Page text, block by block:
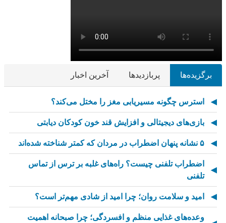
برگزیده‌ها پربازدیدها آخرین اخبار
استرس چگونه مسیریابی مغز را مختل می‌کند؟
بازی‌های دیجیتالی و افزایش قند خون کودکان دیابتی
۵ نشانه پنهان اضطراب در مردان که کمتر شناخته شده‌اند
اضطراب تلفنی چیست؟ راه‌های غلبه بر ترس از تماس
تلفنی
امید و سلامت روان؛ چرا امید از شادی مهم‌تر است؟
وعده‌های غذایی منظم و افسردگی؛ چرا صبحانه اهمیت